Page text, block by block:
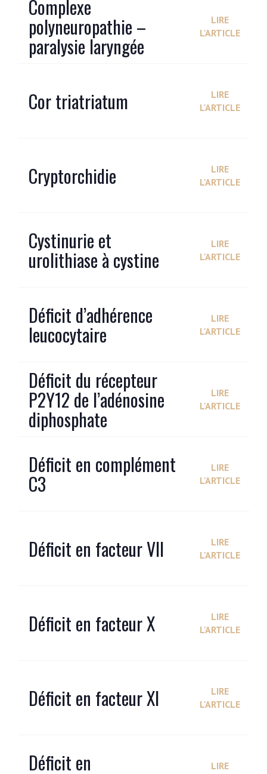
Complexe
polyneuropathie –
paralysie laryngée
LIRE
L'ARTICLE
Cor triatriatum
LIRE
L'ARTICLE
Cryptorchidie
LIRE
L'ARTICLE
Cystinurie et
urolithiase à cystine
LIRE
L'ARTICLE
Déficit d’adhérence
leucocytaire
LIRE
L'ARTICLE
Déficit du récepteur
P2Y12 de l’adénosine
diphosphate
LIRE
L'ARTICLE
Déficit en complément
C3
LIRE
L'ARTICLE
Déficit en facteur VII
LIRE
L'ARTICLE
Déficit en facteur X
LIRE
L'ARTICLE
Déficit en facteur XI
LIRE
L'ARTICLE
Déficit en
LIRE